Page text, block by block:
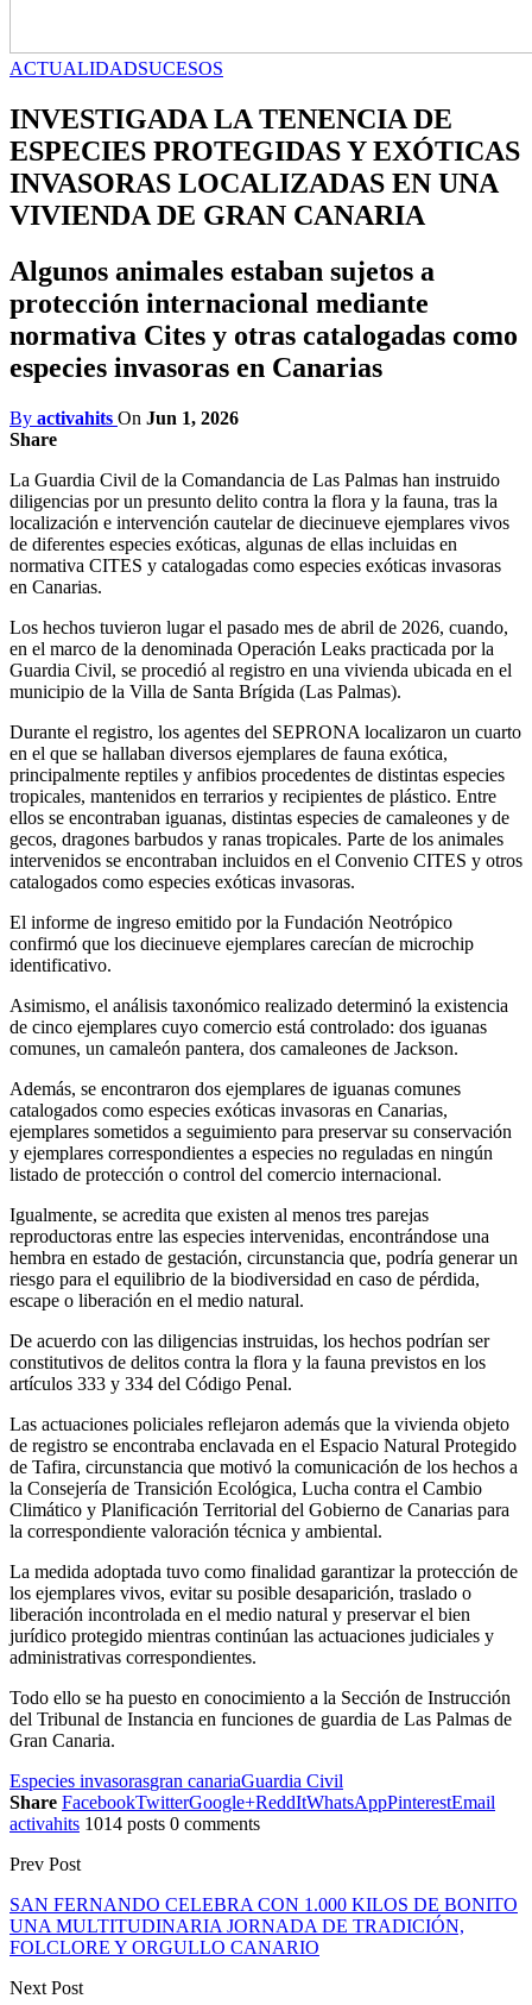
ACTUALIDADSUCESOS
INVESTIGADA LA TENENCIA DE
ESPECIES PROTEGIDAS Y EXÓTICAS
INVASORAS LOCALIZADAS EN UNA
VIVIENDA DE GRAN CANARIA
Algunos animales estaban sujetos a
protección internacional mediante
normativa Cites y otras catalogadas como
especies invasoras en Canarias
By activahits On Jun 1, 2026
Share
La Guardia Civil de la Comandancia de Las Palmas han instruido
diligencias por un presunto delito contra la flora y la fauna, tras la
localización e intervención cautelar de diecinueve ejemplares vivos
de diferentes especies exóticas, algunas de ellas incluidas en
normativa CITES y catalogadas como especies exóticas invasoras
en Canarias.
Los hechos tuvieron lugar el pasado mes de abril de 2026, cuando,
en el marco de la denominada Operación Leaks practicada por la
Guardia Civil, se procedió al registro en una vivienda ubicada en el
municipio de la Villa de Santa Brígida (Las Palmas).
Durante el registro, los agentes del SEPRONA localizaron un cuarto
en el que se hallaban diversos ejemplares de fauna exótica,
principalmente reptiles y anfibios procedentes de distintas especies
tropicales, mantenidos en terrarios y recipientes de plástico. Entre
ellos se encontraban iguanas, distintas especies de camaleones y de
gecos, dragones barbudos y ranas tropicales. Parte de los animales
intervenidos se encontraban incluidos en el Convenio CITES y otros
catalogados como especies exóticas invasoras.
El informe de ingreso emitido por la Fundación Neotrópico
confirmó que los diecinueve ejemplares carecían de microchip
identificativo.
Asimismo, el análisis taxonómico realizado determinó la existencia
de cinco ejemplares cuyo comercio está controlado: dos iguanas
comunes, un camaleón pantera, dos camaleones de Jackson.
Además, se encontraron dos ejemplares de iguanas comunes
catalogados como especies exóticas invasoras en Canarias,
ejemplares sometidos a seguimiento para preservar su conservación
y ejemplares correspondientes a especies no reguladas en ningún
listado de protección o control del comercio internacional.
Igualmente, se acredita que existen al menos tres parejas
reproductoras entre las especies intervenidas, encontrándose una
hembra en estado de gestación, circunstancia que, podría generar un
riesgo para el equilibrio de la biodiversidad en caso de pérdida,
escape o liberación en el medio natural.
De acuerdo con las diligencias instruidas, los hechos podrían ser
constitutivos de delitos contra la flora y la fauna previstos en los
artículos 333 y 334 del Código Penal.
Las actuaciones policiales reflejaron además que la vivienda objeto
de registro se encontraba enclavada en el Espacio Natural Protegido
de Tafira, circunstancia que motivó la comunicación de los hechos a
la Consejería de Transición Ecológica, Lucha contra el Cambio
Climático y Planificación Territorial del Gobierno de Canarias para
la correspondiente valoración técnica y ambiental.
La medida adoptada tuvo como finalidad garantizar la protección de
los ejemplares vivos, evitar su posible desaparición, traslado o
liberación incontrolada en el medio natural y preservar el bien
jurídico protegido mientras continúan las actuaciones judiciales y
administrativas correspondientes.
Todo ello se ha puesto en conocimiento a la Sección de Instrucción
del Tribunal de Instancia en funciones de guardia de Las Palmas de
Gran Canaria.
Especies invasorasgran canariaGuardia Civil
Share FacebookTwitterGoogle+ReddItWhatsAppPinterestEmail
activahits 1014 posts 0 comments
Prev Post
SAN FERNANDO CELEBRA CON 1.000 KILOS DE BONITO
UNA MULTITUDINARIA JORNADA DE TRADICIÓN,
FOLCLORE Y ORGULLO CANARIO
Next Post